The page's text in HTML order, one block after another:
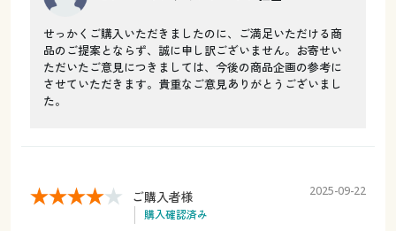
せっかくご購入いただきましたのに、ご満足いただける商
品のご提案とならず、誠に申し訳ございません。お寄せい
ただいたご意見につきましては、今後の商品企画の参考に
させていただきます。貴重なご意見ありがとうございまし
た。
ご購入者様
購入確認済み
2025-09-22